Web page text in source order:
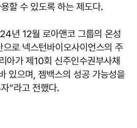
할 수 있도록 하는 제도다.
년 12월 로아앤코 그룹의 온성
로 넥스턴바이오사이언스의 주
아가 제10회 신주인수권부사채
있으며, 젬백스의 성공 가능성을
”라고 전했다.